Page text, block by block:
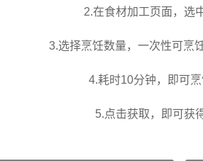
2.在食材加工页面，选
3.选择烹饪数量，一次性可烹
4.耗时10分钟，即可烹
5.点击获取，即可获